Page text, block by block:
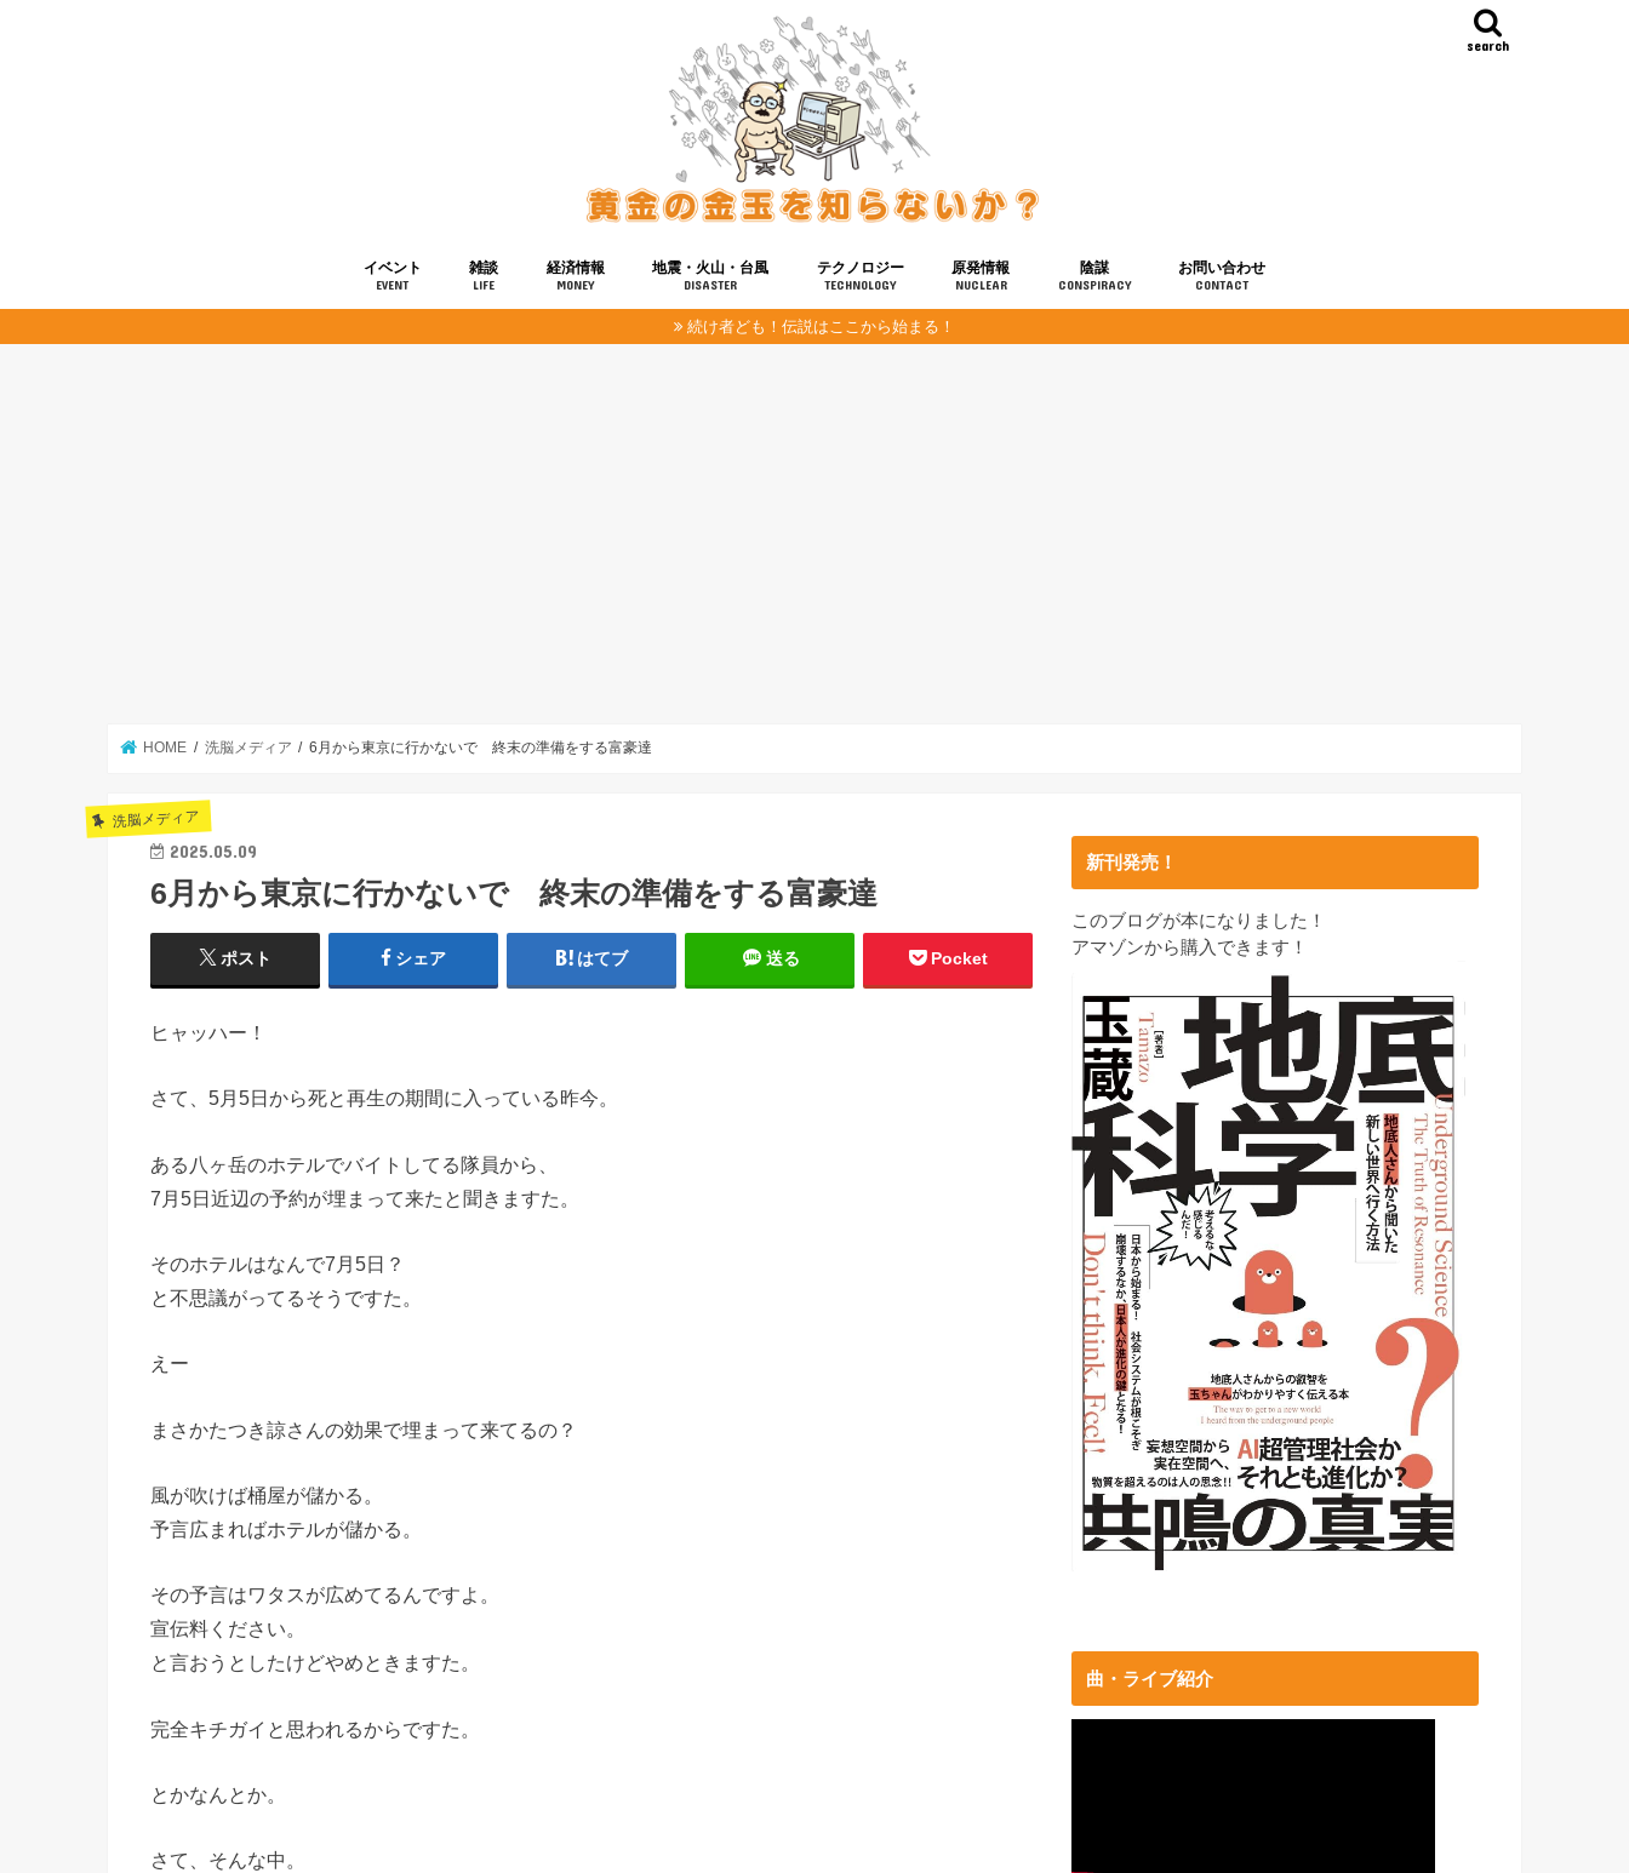
search
イベント
EVENT
雑談
LIFE
経済情報
MONEY
地震・火山・台風
DISASTER
テクノロジー
TECHNOLOGY
健康
宇宙
原発情報
NUCLEAR
陰謀
CONSPIRACY
お問い合わせ
CONTACT
続け者ども！伝説はここから始まる！
HOME 洗脳メディア 6月から東京に行かないで 終末の準備をする富豪達
洗脳メディア
2025.05.09
6月から東京に行かないで 終末の準備をする富豪達
ポスト シェア はてブ 送る Pocket
ヒャッハー！
さて、5月5日から死と再生の期間に入っている昨今。
ある八ヶ岳のホテルでバイトしてる隊員から、
7月5日近辺の予約が埋まって来たと聞きますた。
そのホテルはなんで7月5日？
と不思議がってるそうですた。
えー
まさかたつき諒さんの効果で埋まって来てるの？
風が吹けば桶屋が儲かる。
予言広まればホテルが儲かる。
その予言はワタスが広めてるんですよ。
宣伝料ください。
と言おうとしたけどやめときますた。
完全キチガイと思われるからですた。
とかなんとか。
さて、そんな中。
新刊発売！
このブログが本になりました！
アマゾンから購入できます！
曲・ライブ紹介